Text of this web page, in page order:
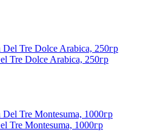
Tre Dolce Arabica, 250гр
Tre Montesuma, 1000гр